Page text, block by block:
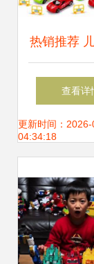
热销推荐
手提大号
合金车模与
查看详
更新时间：
04:34:18